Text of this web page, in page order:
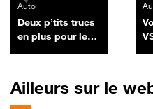
Auto
Deux p’tits trucs
en plus pour le
Ailleurs sur le